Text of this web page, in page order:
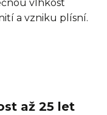
vlhkost
a vzniku plísní.
až 25 let